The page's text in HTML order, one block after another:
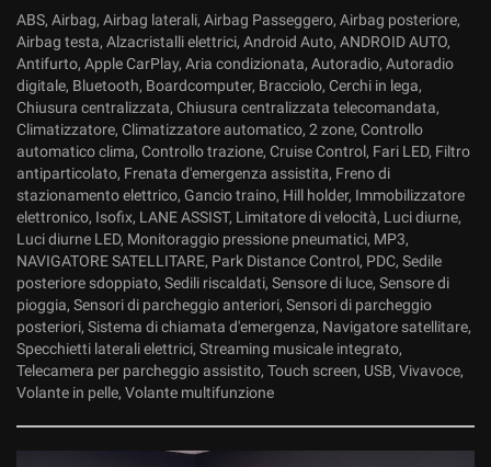
ABS, Airbag, Airbag laterali, Airbag Passeggero, Airbag posteriore,
Airbag testa, Alzacristalli elettrici, Android Auto, ANDROID AUTO,
Antifurto, Apple CarPlay, Aria condizionata, Autoradio, Autoradio
digitale, Bluetooth, Boardcomputer, Bracciolo, Cerchi in lega,
Chiusura centralizzata, Chiusura centralizzata telecomandata,
Climatizzatore, Climatizzatore automatico, 2 zone, Controllo
automatico clima, Controllo trazione, Cruise Control, Fari LED, Filtro
antiparticolato, Frenata d'emergenza assistita, Freno di
stazionamento elettrico, Gancio traino, Hill holder, Immobilizzatore
elettronico, Isofix, LANE ASSIST, Limitatore di velocità, Luci diurne,
Luci diurne LED, Monitoraggio pressione pneumatici, MP3,
NAVIGATORE SATELLITARE, Park Distance Control, PDC, Sedile
posteriore sdoppiato, Sedili riscaldati, Sensore di luce, Sensore di
pioggia, Sensori di parcheggio anteriori, Sensori di parcheggio
posteriori, Sistema di chiamata d'emergenza, Navigatore satellitare,
Specchietti laterali elettrici, Streaming musicale integrato,
Telecamera per parcheggio assistito, Touch screen, USB, Vivavoce,
Volante in pelle, Volante multifunzione